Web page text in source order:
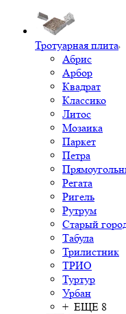
Тротуарная плита
Абрис
Арбор
Квадрат
Классико
Литос
Мозаика
Паркет
Петра
Регата
Ригель
Рутрум
Старый
Табула
Трилистник
ТРИО
Туртур
Урбан
+ ЕЩЕ 8